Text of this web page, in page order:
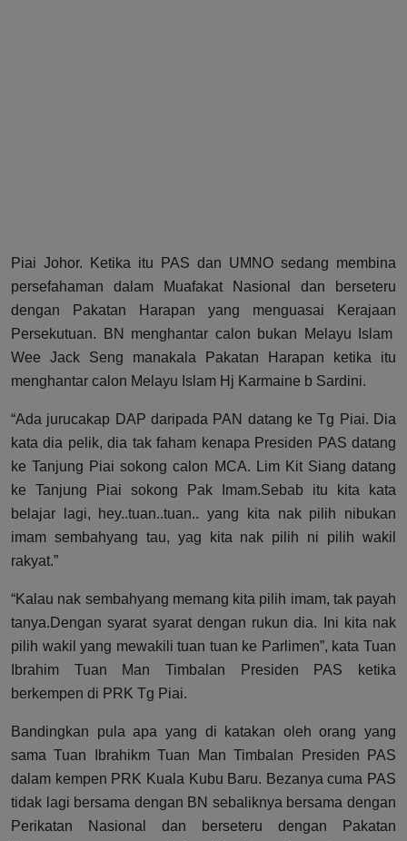
Piai Johor. Ketika itu PAS dan UMNO sedang membina
persefahaman dalam Muafakat Nasional dan berseteru
dengan Pakatan Harapan yang menguasai Kerajaan
Persekutuan. BN menghantar calon bukan Melayu Islam
Wee Jack Seng manakala Pakatan Harapan ketika itu
menghantar calon Melayu Islam Hj Karmaine b Sardini.
“Ada jurucakap DAP daripada PAN datang ke Tg Piai. Dia
kata dia pelik, dia tak faham kenapa Presiden PAS datang
ke Tanjung Piai sokong calon MCA. Lim Kit Siang datang
ke Tanjung Piai sokong Pak Imam.Sebab itu kita kata
belajar lagi, hey..tuan..tuan.. yang kita nak pilih nibukan
imam sembahyang tau, yag kita nak pilih ni pilih wakil
rakyat.”
“Kalau nak sembahyang memang kita pilih imam, tak payah
tanya.Dengan syarat syarat dengan rukun dia. Ini kita nak
pilih wakil yang mewakili tuan tuan ke Parlimen”, kata Tuan
Ibrahim Tuan Man Timbalan Presiden PAS ketika
berkempen di PRK Tg Piai.
Bandingkan pula apa yang di katakan oleh orang yang
sama Tuan Ibrahikm Tuan Man Timbalan Presiden PAS
dalam kempen PRK Kuala Kubu Baru. Bezanya cuma PAS
tidak lagi bersama dengan BN sebaliknya bersama dengan
Perikatan Nasional dan berseteru dengan Pakatan